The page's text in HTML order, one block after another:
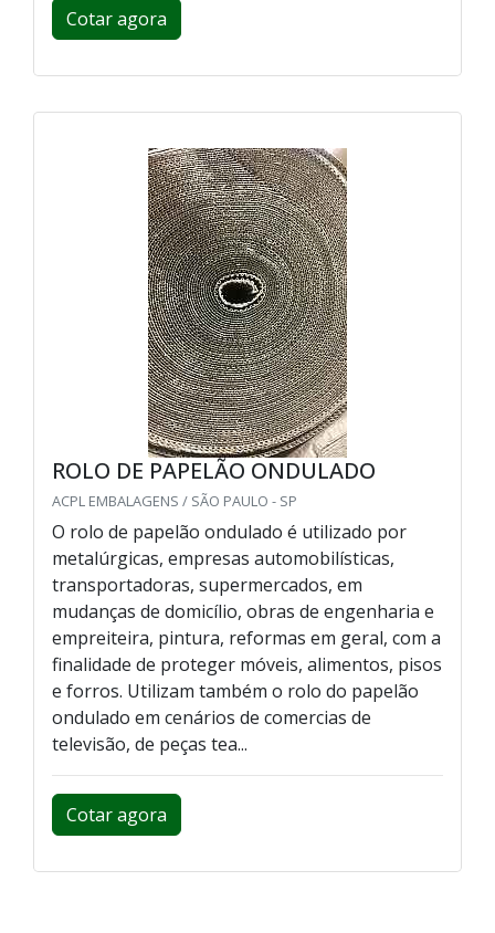
Cotar agora
ROLO DE PAPELÃO ONDULADO
ACPL EMBALAGENS / SÃO PAULO - SP
O rolo de papelão ondulado é utilizado por
metalúrgicas, empresas automobilísticas,
transportadoras, supermercados, em
mudanças de domicílio, obras de engenharia e
empreiteira, pintura, reformas em geral, com a
finalidade de proteger móveis, alimentos, pisos
e forros. Utilizam também o rolo do papelão
ondulado em cenários de comercias de
televisão, de peças tea...
Cotar agora